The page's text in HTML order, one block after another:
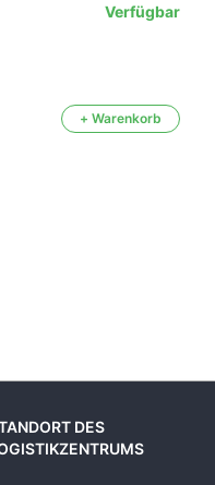
Verfügbar
+ Warenkorb
DES